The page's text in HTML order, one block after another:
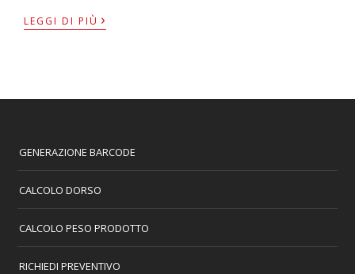
LEGGI DI PIÙ ›
GENERAZIONE BARCODE
CALCOLO DORSO
CALCOLO PESO PRODOTTO
RICHIEDI PREVENTIVO